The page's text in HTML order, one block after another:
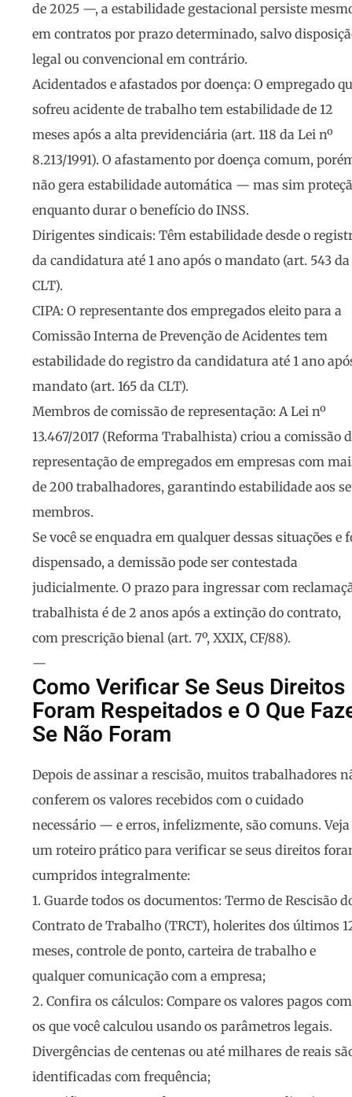
de 2025 —, a estabilidade gestacional persiste
em contratos por prazo determinado, salvo
legal ou convencional em contrário.
Acidentados e afastados por doença: O empregado
sofreu acidente de trabalho tem estabilidade de 12
meses após a alta previdenciária (art. 118 da Lei nº
8.213/1991). O afastamento por doença comum,
não gera estabilidade automática — mas sim
enquanto durar o benefício do INSS.
Dirigentes sindicais: Têm estabilidade desde o
da candidatura até 1 ano após o mandato (art. 543 da
CLT).
CIPA: O representante dos empregados eleito para a
Comissão Interna de Prevenção de Acidentes tem
estabilidade do registro da candidatura até 1 ano
mandato (art. 165 da CLT).
Membros de comissão de representação: A Lei nº
13.467/2017 (Reforma Trabalhista) criou a comissão
representação de empregados em empresas com
de 200 trabalhadores, garantindo estabilidade aos
membros.
Se você se enquadra em qualquer dessas situações e
dispensado, a demissão pode ser contestada
judicialmente. O prazo para ingressar com
trabalhista é de 2 anos após a extinção do contrato,
com prescrição bienal (art. 7º, XXIX, CF/88).
—
Como Verificar Se Seus Direitos
Foram Respeitados e O Que
Se Não Foram
Depois de assinar a rescisão, muitos trabalhadores
conferem os valores recebidos com o cuidado
necessário — e erros, infelizmente, são comuns. Veja
um roteiro prático para verificar se seus direitos
cumpridos integralmente:
1. Guarde todos os documentos: Termo de Rescisão
Contrato de Trabalho (TRCT), holerites dos últimos
meses, controle de ponto, carteira de trabalho e
qualquer comunicação com a empresa;
2. Confira os cálculos: Compare os valores pagos com
os que você calculou usando os parâmetros legais.
Divergências de centenas ou até milhares de reais
identificadas com frequência;